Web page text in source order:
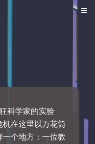
科学家的实验
在这里以万花筒
个地方：一位教